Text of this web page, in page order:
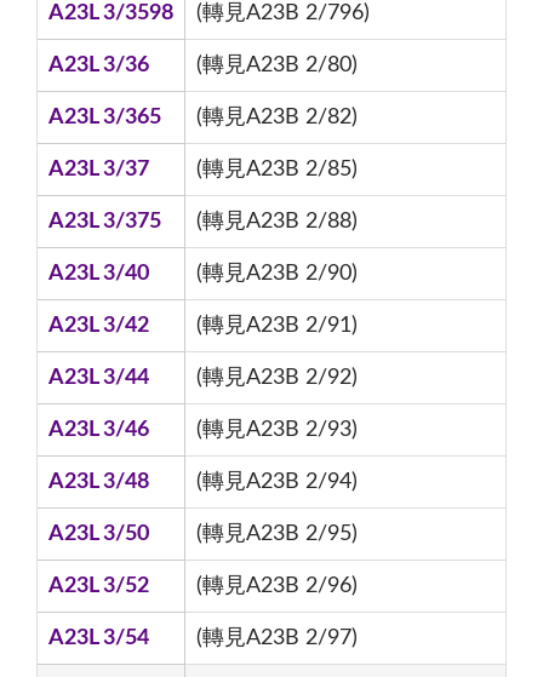
A23L 3/3598 (轉見A23B 2/796)
A23L 3/36 (轉見A23B 2/80)
A23L 3/365 (轉見A23B 2/82)
A23L 3/37 (轉見A23B 2/85)
A23L 3/375 (轉見A23B 2/88)
A23L 3/40 (轉見A23B 2/90)
A23L 3/42 (轉見A23B 2/91)
A23L 3/44 (轉見A23B 2/92)
A23L 3/46 (轉見A23B 2/93)
A23L 3/48 (轉見A23B 2/94)
A23L 3/50 (轉見A23B 2/95)
A23L 3/52 (轉見A23B 2/96)
A23L 3/54 (轉見A23B 2/97)